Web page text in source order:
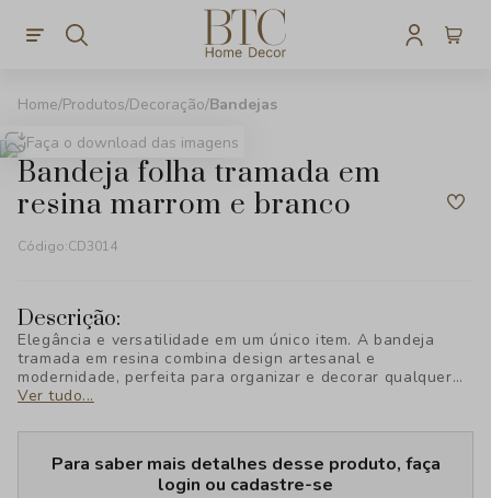
Produtos Decoração Bandejas
Faça o download das imagens
bandeja folha tramada em
resina marrom e branco
Código:CD3014
Descrição:
Elegância e versatilidade em um único item. A bandeja
tramada em resina combina design artesanal e
modernidade, perfeita para organizar e decorar qualquer
ambiente com sofisticação. Descubra o charme da coleção
Ver tudo...
Para saber mais detalhes desse produto, faça
login ou cadastre-se